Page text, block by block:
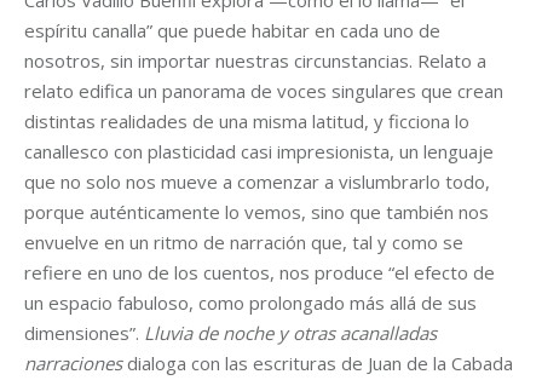
espíritu canalla” que puede habitar en cada uno de
nosotros, sin importar nuestras circunstancias. Relato a
relato edifica un panorama de voces singulares que crean
distintas realidades de una misma latitud, y ficciona lo
canallesco con plasticidad casi impresionista, un lenguaje
que no solo nos mueve a comenzar a vislumbrarlo todo,
porque auténticamente lo vemos, sino que también nos
envuelve en un ritmo de narración que, tal y como se
refiere en uno de los cuentos, nos produce “el efecto de
un espacio fabuloso, como prolongado más allá de sus
dimensiones”. Lluvia de noche y otras acanalladas
narracionesdialoga con las escrituras de Juan de la Cabada